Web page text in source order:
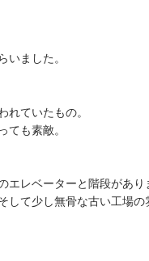
ました。
ていたもの。
も素敵。
レベーターと階段があり
て少し無骨な古い工場